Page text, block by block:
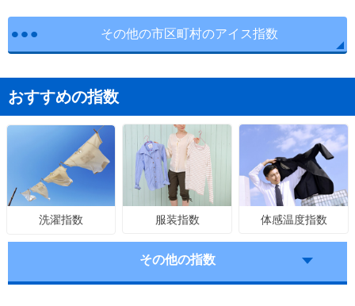
その他の市区町村のアイス指数
おすすめの指数
洗濯指数 服装指数 体感温度指数
その他の指数